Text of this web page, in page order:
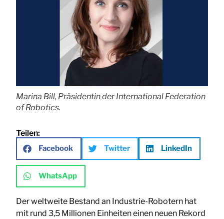
Marina Bill, Präsidentin der International Federation
of Robotics.
Teilen:
Facebook Twitter LinkedIn
WhatsApp
Der weltweite Bestand an Industrie-Robotern hat
mit rund 3,5 Millionen Einheiten einen neuen Rekord